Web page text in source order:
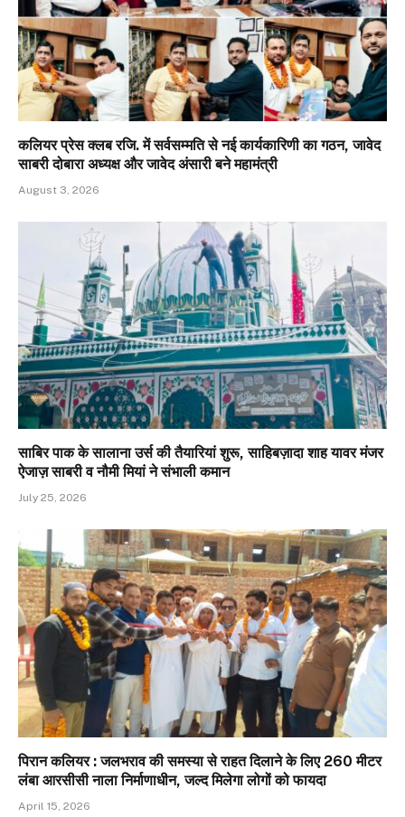
कलियर प्रेस क्लब रजि. में सर्वसम्मति से नई कार्यकारिणी का गठन, जावेद
साबरी दोबारा अध्यक्ष और जावेद अंसारी बने महामंत्री
August 3, 2026
साबिर पाक के सालाना उर्स की तैयारियां शुरू, साहिबज़ादा शाह यावर मंजर
ऐजाज़ साबरी व नौमी मियां ने संभाली कमान
July 25, 2026
पिरान कलियर : जलभराव की समस्या से राहत दिलाने के लिए 260 मीटर
लंबा आरसीसी नाला निर्माणाधीन, जल्द मिलेगा लोगों को फायदा
April 15, 2026